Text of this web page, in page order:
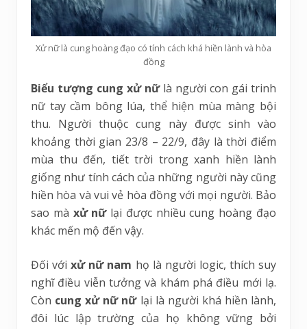
Xử nữ là cung hoàng đạo có tính cách khá hiền lành và hòa
đồng
Biểu tượng cung xử nữlà người con gái trinh
nữ tay cầm bông lúa, thể hiện mùa màng bội
thu. Người thuộc cung này được sinh vào
khoảng thời gian 23/8 – 22/9, đây là thời điểm
mùa thu đến, tiết trời trong xanh hiền lành
giống như tính cách của những người này cũng
hiền hòa và vui vẻ hòa đồng với mọi người. Bảo
sao mà xử nữlại được nhiều cung hoàng đạo
khác mến mộ đến vậy.
Đối vớixử nữ nam họ là người logic, thích suy
nghĩ điều viễn tưởng và khám phá điều mới lạ.
Còn cung xử nữ nữlại là người khá hiền lành,
đôi lúc lập trường của họ không vững bởi